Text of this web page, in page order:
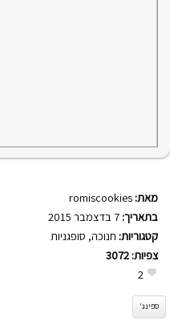
מאת: romiscookies
בתאריך:
קטגוריות: חנוכה, סופגניות
צפיות: 3072
2
ספינג'